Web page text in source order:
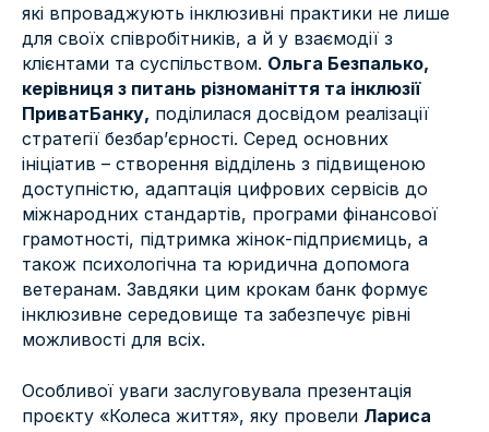
які впроваджують інклюзивні практики не лише
для своїх співробітників, а й у взаємодії з
клієнтами та суспільством. Ольга Безпалько,
керівниця з питань різноманіття та інклюзії
ПриватБанку, поділилася досвідом реалізації
стратегії безбар’єрності. Серед основних
ініціатив – створення відділень з підвищеною
доступністю, адаптація цифрових сервісів до
міжнародних стандартів, програми фінансової
грамотності, підтримка жінок-підприємиць, а
також психологічна та юридична допомога
ветеранам. Завдяки цим крокам банк формує
інклюзивне середовище та забезпечує рівні
можливості для всіх.
Особливої уваги заслуговувала презентація
проєкту «Колеса життя», яку провели Лариса